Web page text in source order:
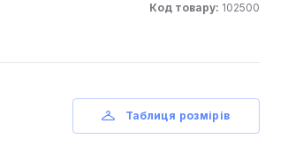
Код товару: 102500
Таблиця розмірів